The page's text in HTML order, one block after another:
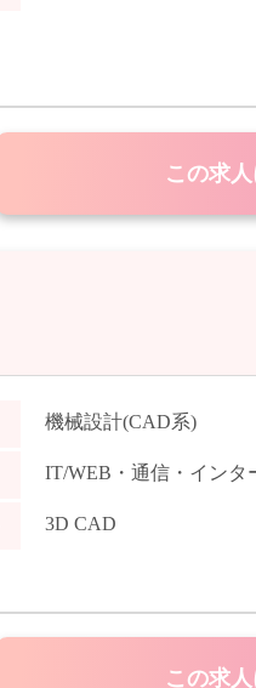
この求
機械設計(CAD系)
IT/WEB・通信・インタ
3D CAD
この求